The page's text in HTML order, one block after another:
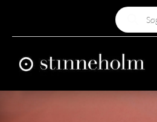
Products
search